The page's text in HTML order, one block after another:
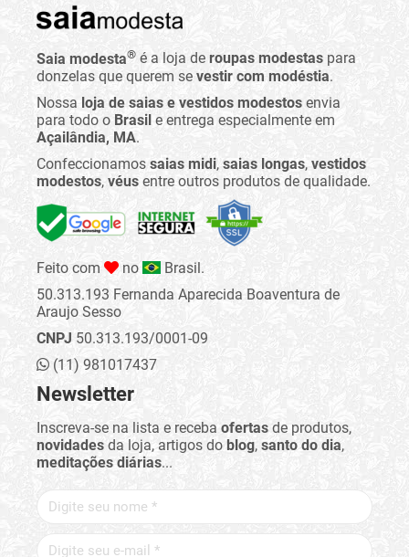
Saia modesta® é a loja de roupas modestas para
donzelas que querem se vestir com modéstia.
Nossa loja de saias e vestidos modestos envia
para todo o Brasil e entrega especialmente em
Açailândia, MA.
Confeccionamos saias midi, saias longas, vestidos
modestos, véus entre outros produtos de qualidade.
Feito com no
Brasil.
50.313.193 Fernanda Aparecida Boaventura de
Araujo Sesso
CNPJ 50.313.193/0001-09
(11) 981017437
Newsletter
Inscreva-se na lista e receba ofertas de produtos,
novidades da loja, artigos do blog, santo do dia,
meditações diárias...